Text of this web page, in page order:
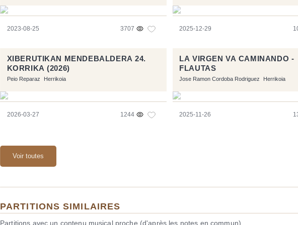
2023-08-25 3707 2025-12-29
XIBERUTIKAN MENDEBALDERA 24.
KORRIKA (2026)
Peio Reparaz Herrikoia
2026-03-27 1244
LA VIRGEN VA CAMINANDO -
FLAUTAS
Jose Ramon Cordoba Rodriguez Herrikoia
2025-11-26
Voir toutes
PARTITIONS SIMILAIRES
Partitions avec un contenu musical proche (d'après les notes en commun).